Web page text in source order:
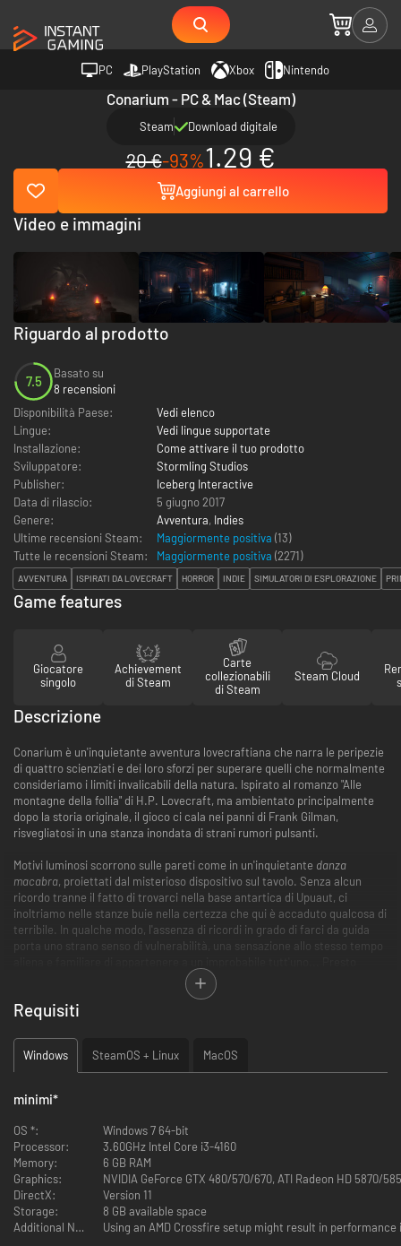
PC PlayStation Xbox Nintendo
Conarium - PC & Mac (Steam)
Steam Download digitale
20 €-93%1.29 €
Aggiungi al carrello
Riguardo al prodotto
7.5
Basato su
8 recensioni
Disponibilità Paese:
Vedi elenco
Lingue:
Vedi lingue supportate
Installazione:
Come attivare il tuo prodotto
Sviluppatore:
Stormling Studios
Publisher:
Iceberg Interactive
Data di rilascio:
5 giugno 2017
Genere:
Avventura, Indies
Ultime recensioni Steam:
Maggiormente positiva (13)
Tutte le recensioni Steam:
Maggiormente positiva (2271)
AVVENTURA ISPIRATI DA LOVECRAFT HORROR INDIE SIMULATORI DI ESPLORAZIONE
Video e immagini
Game features
Giocatore
singolo
Achievement
di Steam
Carte
collezionabili
di Steam
Steam Cloud
Descrizione
Conarium è un'inquietante avventura lovecraftiana che narra le peripezie
di quattro scienziati e dei loro sforzi per superare quelli che normalmente
consideriamo i limiti invalicabili della natura. Ispirato al romanzo "Alle
montagne della follia" di H.P. Lovecraft, ma ambientato principalmente
dopo la storia originale, il gioco ci cala nei panni di Frank Gilman,
risvegliatosi in una stanza inondata di strani rumori pulsanti.
Motivi luminosi scorrono sulle pareti come in un'inquietante danza
macabra, proiettati dal misterioso dispositivo sul tavolo. Senza alcun
ricordo tranne il fatto di trovarci nella base antartica di Upuaut, ci
inoltriamo nelle stanze buie nella certezza che qui è accaduto qualcosa di
terribile. In qualche modo, l'assenza di ricordi in grado di farci da guida
porta uno strano senso di vulnerabilità, una sensazione allo stesso tempo
scopriremo di aver utilizzato un dispositivo durante la spedizione, di
essere morti e poi tornati, leggermente cambiati, per raccontare di strani
ricordi e strani luoghi. E ci domanderemo se abbiamo perso qualcosa
Esplora la base antartica tormentato da sogni e visioni. Studia gli indizi e
sblocca i segreti mentre eviti a ogni costo le macabre creature nei
Caratteristiche principali:
Una storia lovecraftiana avvincente e piena di suspense, ricca di
segreti e chicche per gli appassionati.
Grafica inquietante e spettacolare con Unreal Engine 4.
Finali multipli.
Una colonna sonora ammaliante e d'atmosfera.
Requisiti
Windows SteamOS + Linux MacOS
minimi*
OS *:
Windows 7 64-bit
Processor:
3.60GHz Intel Core i3-4160
Memory:
6 GB RAM
Graphics:
NVIDIA GeForce GTX 480/570/670, ATI Radeon HD 5870/
DirectX:
Version 11
Storage:
8 GB available space
Additional Notes:
Using an AMD Crossfire setup might result in